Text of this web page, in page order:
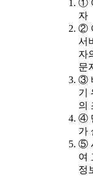
①
자
②
서
자
문
③
기
의
④
가
⑤
여
정